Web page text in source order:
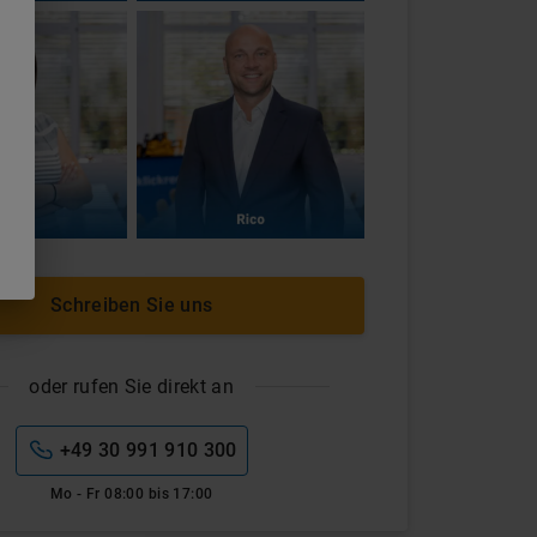
Schreiben Sie uns
oder rufen Sie direkt an
+49 30 991 910 300
Mo - Fr 08:00 bis 17:00